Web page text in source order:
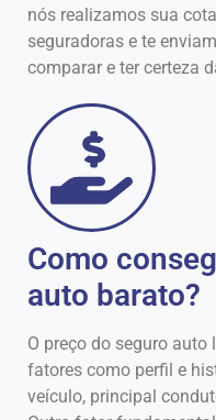
nós realizamos sua
seguradoras e te
comparar e ter certeza
Como
auto barato?
O preço do seguro
fatores como perfil e
veículo, principal